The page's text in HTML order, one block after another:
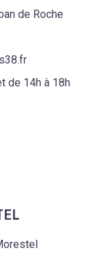
de Roche
de 14h à 18h